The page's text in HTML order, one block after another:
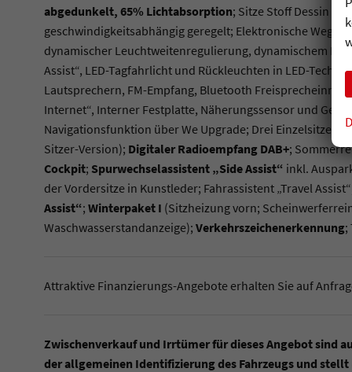
abgedunkelt, 65% Lichtabsorption; Sitze Stoff Dessin
geschwindigkeitsabhängig geregelt; Elektronische
dynamischer Leuchtweitenregulierung, dynamischem
Assist“, LED-Tagfahrlicht und Rückleuchten in LED-
Lautsprechern, FM-Empfang, Bluetooth
Internet“, Interner Festplatte, Näherungssensor und
Navigationsfunktion über We Upgrade; Drei Einzelsitze in
Sitzer-Version); Digitaler Radioempfang DAB+;
Cockpit; Spurwechselassistent „Side Assist“ inkl.
der Vordersitze in Kunstleder; Fahrassistent „Travel
Assist“; Winterpaket I (Sitzheizung vorn;
Waschwasserstandanzeige); Verkehrszeichenerkennung;
Attraktive Finanzierungs-Angebote erhalten Sie auf
Zwischenverkauf und Irrtümer für dieses Angebot sind
der allgemeinen Identifizierung des Fahrzeugs und